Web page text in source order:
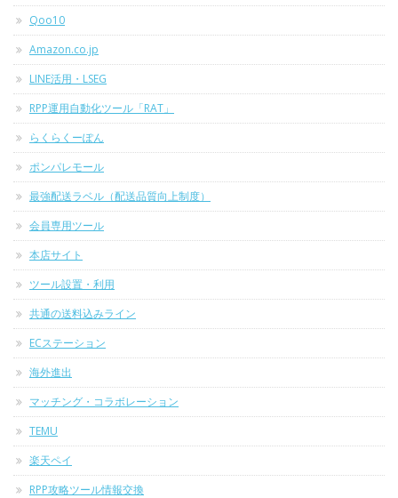
Qoo10
Amazon.co.jp
LINE活用・LSEG
RPP運用自動化ツール「RAT」
らくらくーぽん
ポンパレモール
最強配送ラベル（配送品質向上制度）
会員専用ツール
本店サイト
ツール設置・利用
共通の送料込みライン
ECステーション
海外進出
マッチング・コラボレーション
TEMU
楽天ペイ
RPP攻略ツール情報交換